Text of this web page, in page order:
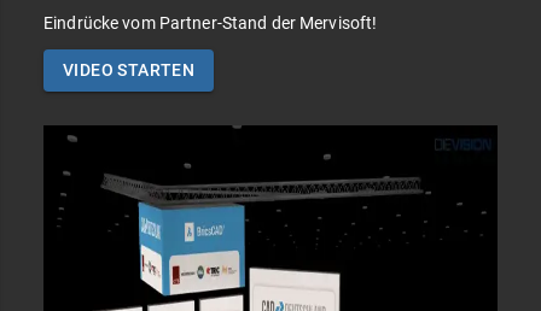
Eindrücke vom Partner-Stand der Mervisoft!
VIDEO STARTEN